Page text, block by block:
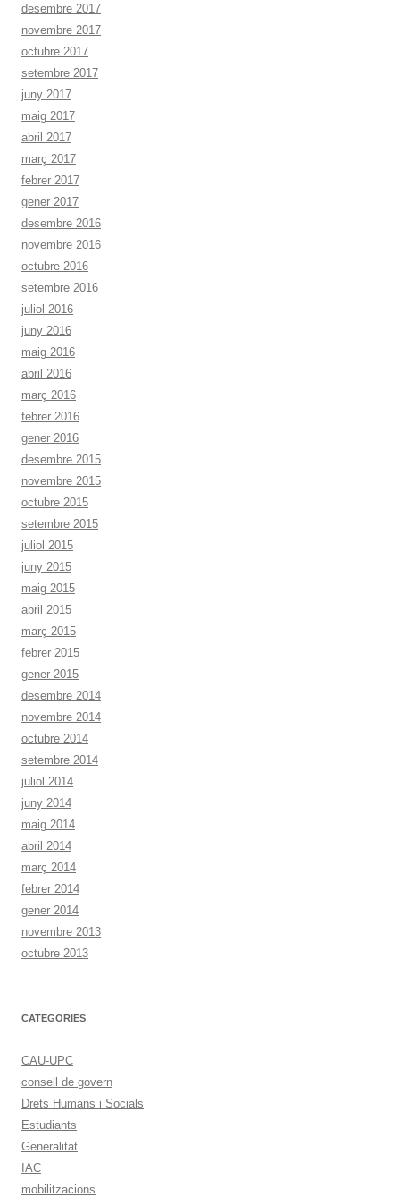
desembre 2017
novembre 2017
octubre 2017
setembre 2017
juny 2017
maig 2017
abril 2017
març 2017
febrer 2017
gener 2017
desembre 2016
novembre 2016
octubre 2016
setembre 2016
juliol 2016
juny 2016
maig 2016
abril 2016
març 2016
febrer 2016
gener 2016
desembre 2015
novembre 2015
octubre 2015
setembre 2015
juliol 2015
juny 2015
maig 2015
abril 2015
març 2015
febrer 2015
gener 2015
desembre 2014
novembre 2014
octubre 2014
setembre 2014
juliol 2014
juny 2014
maig 2014
abril 2014
març 2014
febrer 2014
gener 2014
novembre 2013
octubre 2013
CATEGORIES
CAU-UPC
consell de govern
Drets Humans i Socials
Estudiants
Generalitat
IAC
mobilitzacions